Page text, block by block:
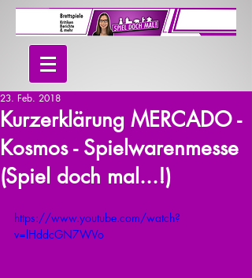
Kurzerklärung MERCADO -
Kosmos - Spielwarenmesse
(Spiel doch mal...!)
23. Feb. 2018
https://www.youtube.com/watch?
v=lHddcGN7WVo